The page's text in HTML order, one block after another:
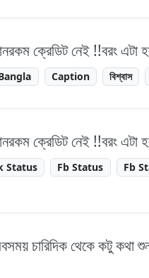
ক্রেডিট নেই !!বরং এটা
Caption বিশ্বাস
ক্রেডিট নেই !!বরং এটা
Status Fb Status Fb
চারিদিক থেকে কটু কথা